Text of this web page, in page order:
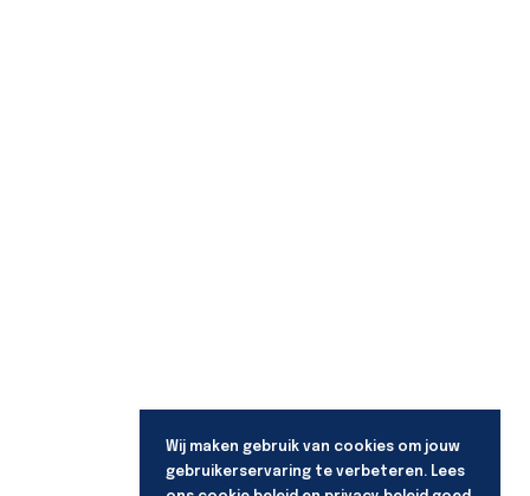
Wij maken gebruik van cookies om jouw
gebruikerservaring te verbeteren. Lees